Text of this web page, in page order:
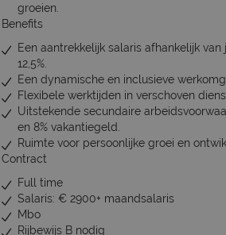
groeien.
Benefits
Een aantrekkelijk salaris afhankelijk
12,5%.
Een dynamische en inclusieve
Flexibele werktijden in verschoven
Uitstekende secundaire
en 8% vakantiegeld.
Ruimte voor persoonlijke groei en
Contract
Full time
Salaris: € 2900+ maandsalaris
Mbo
Rijbewijs B nodig